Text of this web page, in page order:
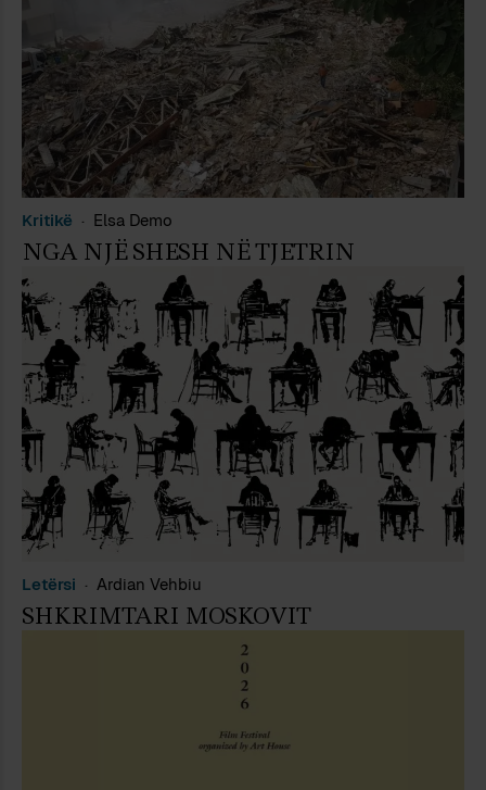
Kritikë Elsa Demo
NGA NJË SHESH NË TJETRIN
Letërsi Ardian Vehbiu
SHKRIMTARI MOSKOVIT